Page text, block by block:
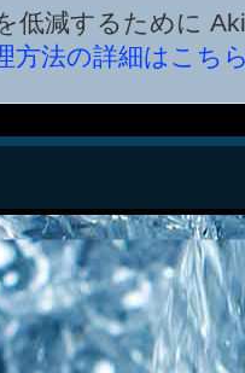
低減するために
方法の詳細はこち